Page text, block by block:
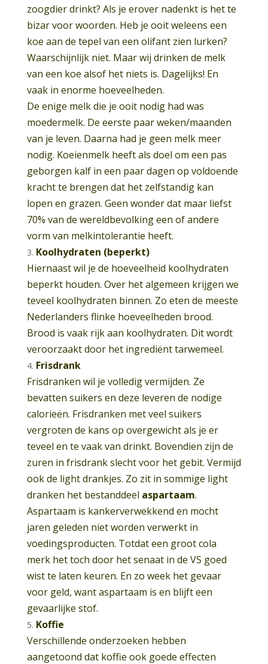
zoogdier drinkt? Als je erover nadenkt is het te
bizar voor woorden. Heb je ooit weleens een
koe aan de tepel van een olifant zien lurken?
Waarschijnlijk niet. Maar wij drinken de melk
van een koe alsof het niets is. Dagelijks! En
vaak in enorme hoeveelheden.
De enige melk die je ooit nodig had was
moedermelk. De eerste paar weken/maanden
van je leven. Daarna had je geen melk meer
nodig. Koeienmelk heeft als doel om een pas
geborgen kalf in een paar dagen op voldoende
kracht te brengen dat het zelfstandig kan
lopen en grazen. Geen wonder dat maar liefst
70% van de wereldbevolking een of andere
vorm van melkintolerantie heeft.
Koolhydraten (beperkt)
Hiernaast wil je de hoeveelheid koolhydraten
beperkt houden. Over het algemeen krijgen we
teveel koolhydraten binnen. Zo eten de meeste
Nederlanders flinke hoeveelheden brood.
Brood is vaak rijk aan koolhydraten. Dit wordt
veroorzaakt door het ingrediënt tarwemeel.
Frisdrank
Frisdranken wil je volledig vermijden. Ze
bevatten suikers en deze leveren de nodige
calorieën. Frisdranken met veel suikers
vergroten de kans op overgewicht als je er
teveel en te vaak van drinkt. Bovendien zijn de
zuren in frisdrank slecht voor het gebit. Vermijd
ook de light drankjes. Zo zit in sommige light
dranken het bestanddeel aspartaam.
Aspartaam is kankerverwekkend en mocht
jaren geleden niet worden verwerkt in
voedingsproducten. Totdat een groot cola
merk het toch door het senaat in de VS goed
wist te laten keuren. En zo week het gevaar
voor geld, want aspartaam is en blijft een
gevaarlijke stof.
Koffie
Verschillende onderzoeken hebben
aangetoond dat koffie ook goede effecten